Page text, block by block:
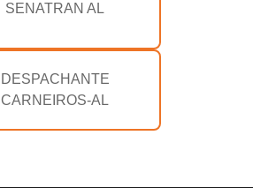
SENATRAN AL
DESPACHANTE
CARNEIROS-AL